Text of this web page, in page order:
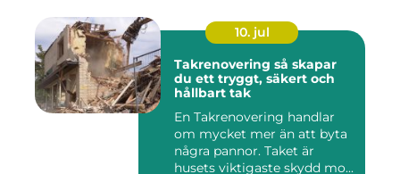
10. jul
Takrenovering så skapar
du ett tryggt, säkert och
hållbart tak
En Takrenovering handlar
om mycket mer än att byta
några pannor. Taket är
husets viktigaste skydd mo...